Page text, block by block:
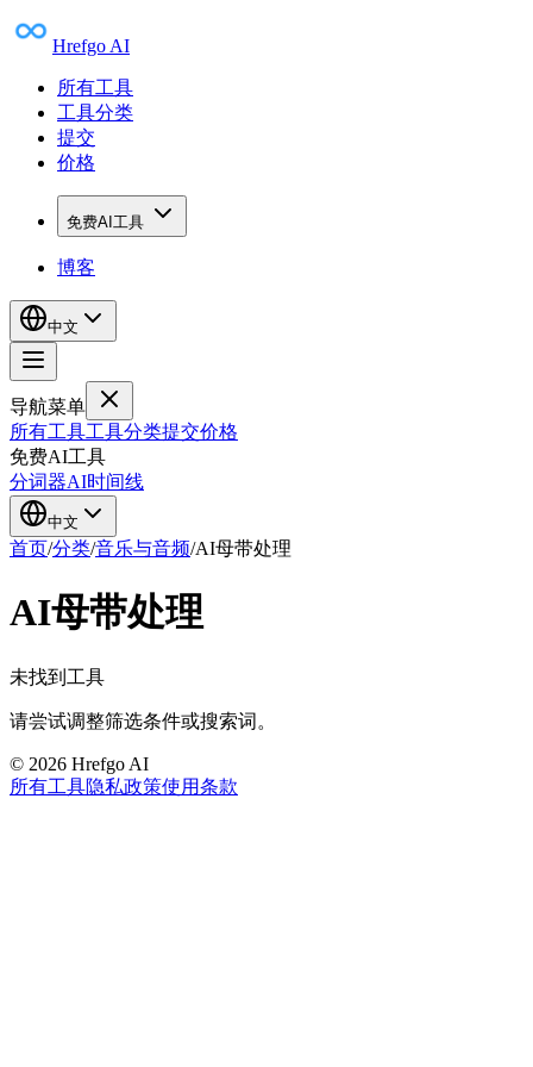
Hrefgo AI
所有工具
工具分类
提交
价格
免费AI工具
博客
中文
导航菜单
所有工具工具分类提交价格
免费AI工具
分词器AI时间线
中文
首页/分类/音乐与音频/AI母带处理
AI母带处理
未找到工具
请尝试调整筛选条件或搜索词。
© 2026 Hrefgo AI
所有工具隐私政策使用条款